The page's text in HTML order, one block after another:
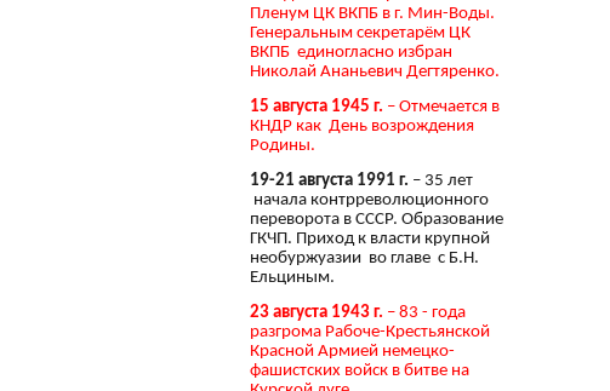
Пленум ЦК ВКПБ в г. Мин-Воды.
Генеральным секретарём ЦК
ВКПБ единогласно избран
Николай Ананьевич Дегтяренко.
15 августа 1945 г. – Отмечается в
КНДР как День возрождения
Родины.
19-21 августа 1991 г. – 35 лет
начала контрреволюционного
переворота в СССР. Образование
ГКЧП. Приход к власти крупной
необуржуазии во главе с Б.Н.
Ельциным.
23 августа 1943 г. – 83 - года
разгрома Рабоче-Крестьянской
Красной Армией немецко-
фашистских войск в битве на